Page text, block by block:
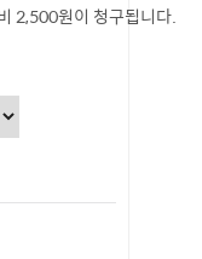
2,500원이 청구됩니다.